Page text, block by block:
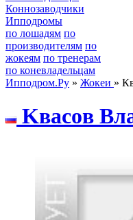
Коннозаводчики
Ипподромы
по лошадям по
производителям по
жокеям по тренерам
по коневладельцам
Ипподром.Ру » Жокеи »
Kваcoв